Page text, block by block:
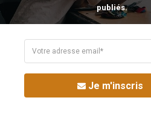
©Fréquence Chrétienne
publiés.
Je m'inscris